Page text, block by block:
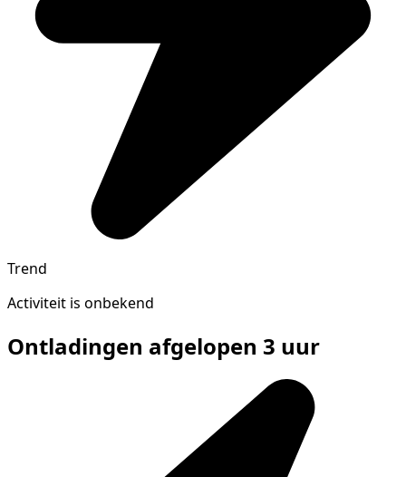
Trend
Activiteit is onbekend
Ontladingen afgelopen 3 uur